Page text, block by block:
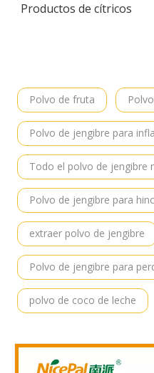
Productos de cítricos
Polvo de fruta
Polvo de jengibre para
Todo el polvo de jengibre
Polvo de jengibre para
extraer polvo de jengibre
Polvo de jengibre para
polvo de coco de leche